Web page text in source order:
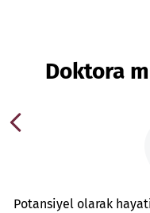
Doktora
Potansiyel olarak